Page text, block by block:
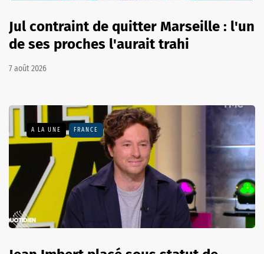
Jul contraint de quitter Marseille : l'un
de ses proches l'aurait trahi
7 août 2026
A LA UNE FRANCE